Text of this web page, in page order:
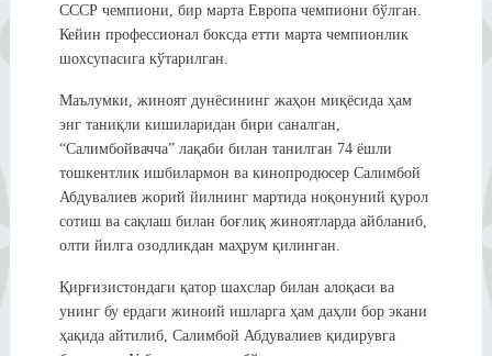
СССР чемпиони, бир марта Европа чемпиони бўлган.
Кейин профессионал боксда етти марта чемпионлик
шохсупасига кўтарилган.
Маълумки, жиноят дунёсининг жаҳон миқёсида ҳам
энг таниқли кишиларидан бири саналган,
“Салимбойвачча” лақаби билан танилган 74 ёшли
тошкентлик ишбилармон ва кинопродюсер Салимбой
Абдувалиев жорий йилнинг мартида ноқонуний қурол
сотиш ва сақлаш билан боғлиқ жиноятларда айбланиб,
олти йилга озодликдан маҳрум қилинган.
Қирғизистондаги қатор шахслар билан алоқаси ва
унинг бу ердаги жиноий ишларга ҳам даҳли бор экани
ҳақида айтилиб, Салимбой Абдувалиев қидирувга